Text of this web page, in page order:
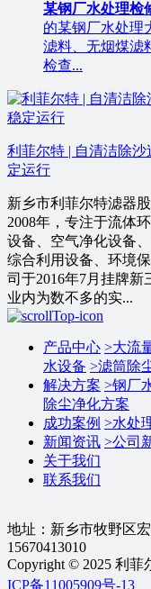
某钢厂水处理检
的某钢厂水处理
滤料、无烟煤滤
检查...
利菲尔特 | 自清洁除
定运行
新乡市利菲尔特滤器
2008年，专注于流体
设备、空气净化设备
综合利用设备、环境
司于2016年7月挂牌新
业内为数不多的实...
产品中心 >大流
水设备 >滤筒除
解决方案 >钢厂
除尘净化方案
成功案例 >水处
新闻资讯 >公司
关于我们
联系我们
地址：新乡市牧野区
15670413010
Copyright © 2025 利
ICP备11005909号-13